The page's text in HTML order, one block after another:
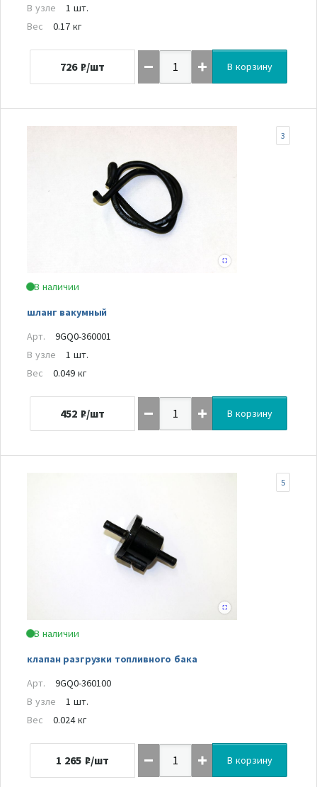
В узле
1 шт.
Вес
0.17 кг
726 ₽/шт В корзину
В наличии
шланг вакумный
3
Арт.
9GQ0-360001
В узле
1 шт.
Вес
0.049 кг
452 ₽/шт В корзину
В наличии
клапан разгрузки топливного бака
5
Арт.
9GQ0-360100
В узле
1 шт.
Вес
0.024 кг
1 265 ₽/шт В корзину